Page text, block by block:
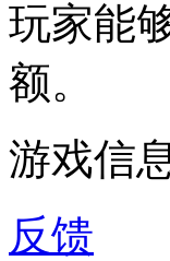
玩家能
额。
游戏信
反馈